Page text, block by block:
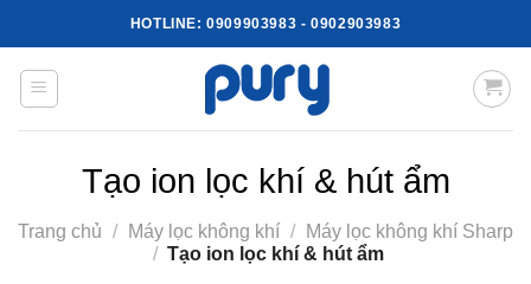
to
content
HOTLINE:0909903983 -0902903983
Tạo ion lọc khí & hút ẩm
Trang chủ / Máy lọc không khí /
Máy lọc không khí Sharp
/ Tạo ion lọc khí & hút ẩm